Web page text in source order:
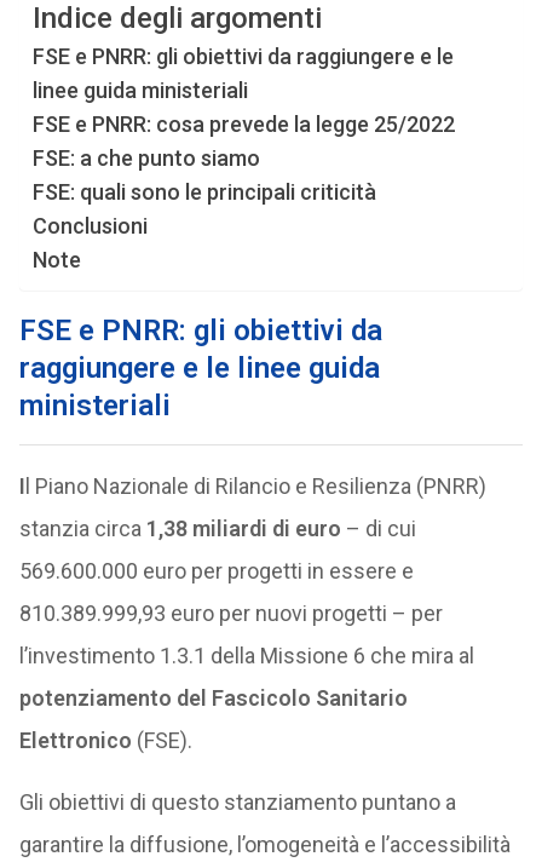
Indice degli argomenti
FSE e PNRR: gli obiettivi da raggiungere e le
linee guida ministeriali
FSE e PNRR: cosa prevede la legge 25/2022
FSE: a che punto siamo
FSE: quali sono le principali criticità
Conclusioni
Note
FSE e PNRR: gli obiettivi da
raggiungere e le linee guida
ministeriali
I l Piano Nazionale di Rilancio e Resilienza (PNRR)
stanzia circa 1,38 miliardi di euro – di cui
569.600.000 euro per progetti in essere e
810.389.999,93 euro per nuovi progetti – per
l’investimento 1.3.1 della Missione 6 che mira al
potenziamento del Fascicolo Sanitario
Elettronico (FSE).
Gli obiettivi di questo stanziamento puntano a
garantire la diffusione, l’omogeneità e l’accessibilità